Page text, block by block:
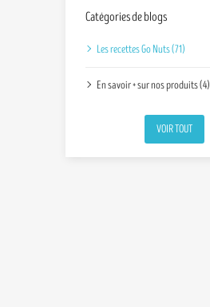
Catégories de blogs
Les recettes Go Nuts (71)
En savoir + sur nos produits (4)
VOIR TOUT